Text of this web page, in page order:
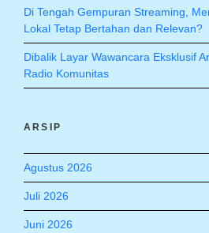
Di Tengah Gempuran Streaming,
Lokal Tetap Bertahan dan Relevan?
Dibalik Layar Wawancara Eksklusif
Radio Komunitas
ARSIP
Agustus 2026
Juli 2026
Juni 2026